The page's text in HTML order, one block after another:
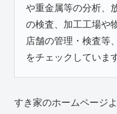
や重金属等の分析、
の検査、加工工場や
店舗の管理・検査等
をチェックしています
すき家のホームページ